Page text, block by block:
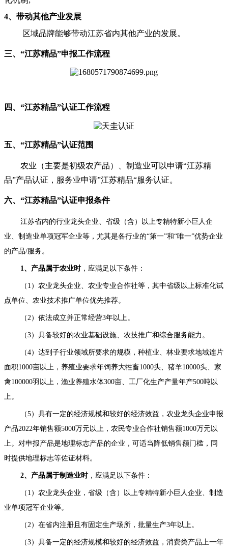
4、带动其他产业发展
区域品牌能够带动江苏省内其他产业的发展。
三、“江苏精品”申报工作流程
四、“江苏精品”认证工作流程
五、“江苏精品”认证范围
农业（主要是初级农产品）、制造业可以申请“江苏精
品”产品认证，服务业申请”江苏精品“服务认证。
六、“江苏精品”认证申报条件
江苏省内的行业龙头企业、省级（含）以上专精特新小巨人企
业、制造业单项冠军企业等，尤其是各行业的“第一”和“唯一”优势企业
的产品/服务。
1、产品属于农业时，应满足以下条件：
（1）农业龙头企业、农业专业合作社等，其中省级以上标准化试
点单位、农业技术推广单位优先推荐。
（2）依法成立并正常经营3年以上。
（3）具备较好的农业基础设施、农技推广和综合服务能力。
（4）达到子行业领域所要求的规模，种植业、林业要求地域连片
面积1000亩以上，养殖业要求年饲养大牲畜1000头、猪羊10000头、家
禽100000羽以上，渔业养殖水体300亩、工厂化生产产量年产500吨以
上。
（5）具有一定的经济规模和较好的经济效益，农业龙头企业申报
产品2022年销售额5000万元以上，农民专业合作社销售额1000万元以
上。对申报产品是地理标志产品的企业，可适当降低销售额门槛，同
时提供地理标志等佐证材料。
2、产品属于制造业时，应满足以下条件：
（1）农业龙头企业，省级（含）以上专精特新小巨人企业、制造
业单项冠军企业等。
（2）在省内注册且有固定生产场所，批量生产3年以上。
（3）具备一定的经济规模和较好的经济效益，消费类产品上一年